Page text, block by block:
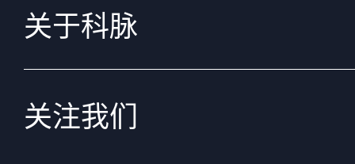
关于科脉
关注我们